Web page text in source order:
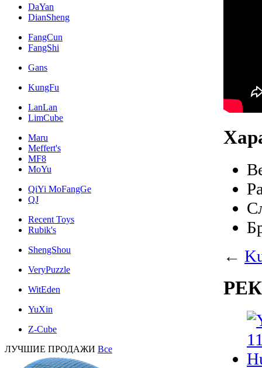
DaYan
DianSheng
FangCun
FangShi
Gans
KungFu
LanLan
LimCube
Maru
Meffert's
MF8
MoYu
QiYi MoFangGe
QJ
Recent Toys
Rubik's
ShengShou
VeryPuzzle
WitEden
YuXin
Z-Cube
ЛУЧШИЕ ПРОДАЖИ Все
←